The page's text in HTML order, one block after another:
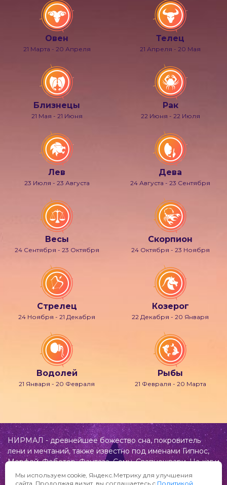
Овен
21 Марта - 20 Апреля
Телец
21 Апреля - 20 Мая
Близнецы
21 Мая - 21 Июня
Рак
22 Июня - 22 Июля
Лев
23 Июля - 23 Августа
Дева
24 Августа - 23 Сентября
Весы
24 Сентября - 23 Октября
Скорпион
24 Октября - 23 Ноября
Стрелец
24 Ноября - 21 Декабря
Козерог
22 Декабря - 20 Января
Водолей
21 Января - 20 Февраля
Рыбы
21 Февраля - 20 Марта
НИРМАЛ - древнейшее божество сна, покровитель
лени и мечтаний, также известно под именами Гипнос,
Морфей, Фобетор, Фантаза, Сомн, Свапнещвари, На-хаг и
др.Мы используем cookie, Яндекс.Метрику для улучшения
сайта. Продолжая визит, вы соглашаетесь с Политикой